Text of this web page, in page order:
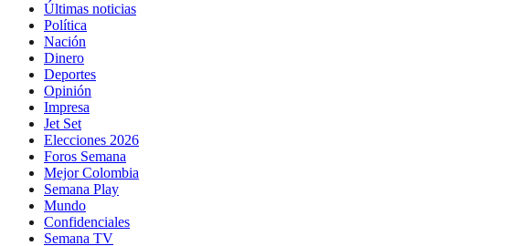
Últimas noticias
Política
Nación
Dinero
Deportes
Opinión
Impresa
Jet Set
Elecciones 2026
Foros Semana
Mejor Colombia
Semana Play
Mundo
Confidenciales
Semana TV